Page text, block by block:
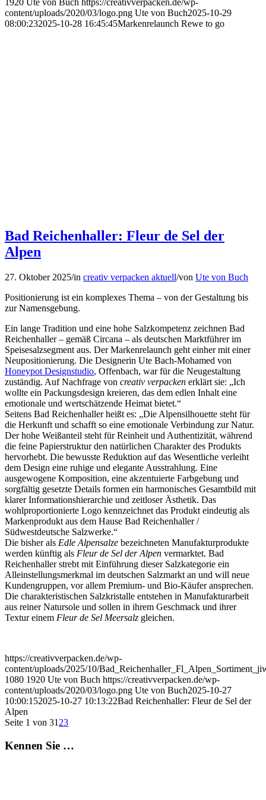
1920 Ute von Buch https://creativverpacken.de/wp-
content/uploads/2020/03/logo.png Ute von Buch2025-10-29
08:00:232025-10-28 16:45:45Markenrelaunch Rewe to go
Bad Reichenhaller: Fleur de Sel der
Alpen
27. Oktober 2025/in creativ verpacken aktuell/von Ute von Buch
Positionierung ist ein komplexes Thema – von der Gestaltung bis
zur Namensgebung.
Ein lange Tradition und eine hohe Salzkompetenz zeichnen Bad
Reichenhaller – gemäß Circana – als deutschen Marktführer im
Speisesalzsegment aus. Der Markenrelaunch geht einher mit einer
Neupositionierung. Die Designerin Ute Bach-Mohamed von
Honeypot Designstudio, Offenbach, war für die Neugestaltung
zuständig. Auf Nachfrage von creativ verpacken erklärt sie: „Ich
wollte ein Packungsdesign kreieren, das dem edlen Inhalt eine
emotionale und wertschätzende Heimat bietet.“
Seitens Bad Reichenhaller heißt es: „Die Alpensilhouette steht für
die Herkunft und schafft so eine emotionale Verbindung zur Natur.
Der hohe Weißanteil steht für Reinheit und Authentizität, während
die feine Papierstruktur den natürlichen Charakter des Produkts
hervorhebt. Die bewusste Reduktion auf das Wesentliche verleiht
dem Design eine ruhige und elegante Ausstrahlung. Eine
ausgewogene Komposition, eine akzentuierte Farbgebung und
sorgfältig gesetzte Details formen ein harmonisches Gesamtbild mit
klarer Informationshierarchie und zeitloser Ästhetik. Das
wohlproportionierte Logo kennzeichnet das Produkt eindeutig als
Markenprodukt aus dem Hause Bad Reichenhaller /
Südwestdeutsche Salzwerke.“
Die bisher als Edle Alpensalze bezeichneten Manufakturprodukte
werden künftig als Fleur de Sel der Alpen vermarktet. Bad
Reichenhaller strebt mit Einführung dieser Salzkategorie ein
Alleinstellungsmerkmal im deutschen Salzmarkt an und will neue
Kundengruppen, vor allem Premium- und Bio-Käufer ansprechen.
Die charakteristischen Salzkristalle entstehen in Manufakturarbeit
aus reiner Natursole und sollen in ihrem Geschmack und ihrer
Textur einem Fleur de Sel Meersalz gleichen.
https://creativverpacken.de/wp-
content/uploads/2025/10/
1080 1920 Ute von Buch https://creativverpacken.de/wp-
content/uploads/2020/03/logo.png Ute von Buch2025-10-27
10:00:152025-10-27 10:13:22Bad Reichenhaller: Fleur de Sel der
Alpen
Seite 1 von 31 23
Kennen Sie …